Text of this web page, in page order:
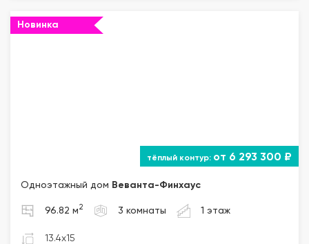
Новинка
от 6 293 300 ₽
Одноэтажный дом Веванта-Финхаус
96.82 м 2 3 комнаты 1 этаж
13.4x15